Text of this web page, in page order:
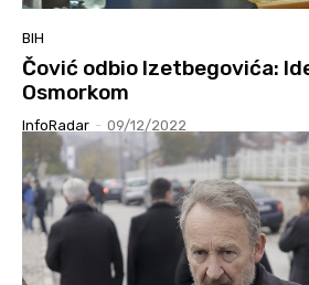
BIH
Čović odbio Izetbegovića:
Osmorkom
InfoRadar - 09/12/2022